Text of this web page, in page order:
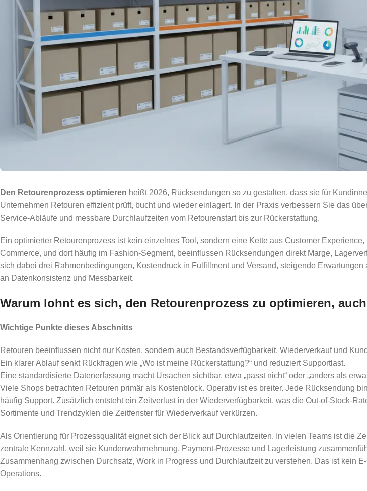
Den Retourenprozess optimieren heißt 2026, Rücksendungen so zu gestalten, dass sie für
Unternehmen Retouren effizient prüft, bucht und wieder einlagert. In der Praxis verbessern Sie das
Service-Abläufe und messbare Durchlaufzeiten vom Retourenstart bis zur Rückerstattung.
Ein optimierter Retourenprozess ist kein einzelnes Tool, sondern eine Kette aus Customer
Commerce, und dort häufig im Fashion-Segment, beeinflussen Rücksendungen direkt Marge,
sich dabei drei Rahmenbedingungen, Kostendruck in Fulfillment und Versand, steigende
an Datenkonsistenz und Messbarkeit.
Warum lohnt es sich, den Retourenprozess zu optimieren,
Wichtige Punkte dieses Abschnitts
Retouren beeinflussen nicht nur Kosten, sondern auch Bestandsverfügbarkeit, Wiederverkauf und
Ein klarer Ablauf senkt Rückfragen wie „Wo ist meine Rückerstattung?“ und reduziert Supportlast.
Eine standardisierte Datenerfassung macht Ursachen sichtbar, etwa „passt nicht“ oder „anders als
Viele Shops betrachten Retouren primär als Kostenblock. Operativ ist es breiter. Jede Rücksendung
häufig Support. Zusätzlich entsteht ein Zeitverlust in der Wiederverfügbarkeit, was die Out-of-Stock-
Sortimente und Trendzyklen die Zeitfenster für Wiederverkauf verkürzen.
Als Orientierung für Prozessqualität eignet sich der Blick auf Durchlaufzeiten. In vielen Teams ist die
zentrale Kennzahl, weil sie Kundenwahrnehmung, Payment-Prozesse und Lagerleistung
Zusammenhang zwischen Durchsatz, Work in Progress und Durchlaufzeit zu verstehen. Das ist kein
Operations.